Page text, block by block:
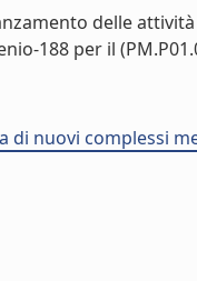
delle
188 per il
nuovi complessi